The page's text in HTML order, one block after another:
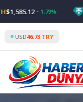
to
content
1.79%
USD46.73 TRY